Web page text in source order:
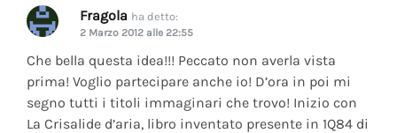
Fragola ha detto:
2 Marzo 2012 alle 22:55
Che bella questa idea!!! Peccato non averla vista
prima! Voglio partecipare anche io! D’ora in poi mi
segno tutti i titoli immaginari che trovo! Inizio con
La Crisalide d’aria, libro inventato presente in 1Q84 di